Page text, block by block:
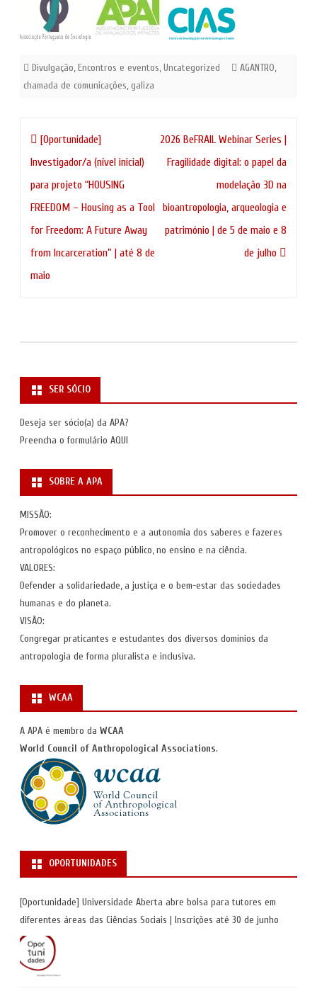
Divulgação,Encontros e eventos,Uncategorized AGANTRO,
chamada de comunicações,galiza
Navegação
de
artigos
[Oportunidade]
Investigador/a (nível inicial)
para projeto “HOUSING
FREEDOM – Housing as a Tool
for Freedom: A Future Away
from Incarceration” | até 8 de
maio
2026 BeFRAIL Webinar Series |
Fragilidade digital: o papel da
modelação 3D na
bioantropologia, arqueologia e
património | de 5 de maio e 8
de julho
SER SÓCIO
Deseja ser sócio(a) da APA?
Preencha o formulário AQUI
SOBRE A APA
MISSÃO:
Promover o reconhecimento e a autonomia dos saberes e fazeres
antropológicos no espaço público, no ensino e na ciência.
VALORES:
Defender a solidariedade, a justiça e o bem-estar das sociedades
humanas e do planeta.
VISÃO:
Congregar praticantes e estudantes dos diversos domínios da
antropologia de forma pluralista e inclusiva.
WCAA
A APA é membro da WCAA
World Council of Anthropological Associations.
OPORTUNIDADES
[Oportunidade] Universidade Aberta abre bolsa para tutores em
diferentes áreas das Ciências Sociais | Inscrições até 30 de junho